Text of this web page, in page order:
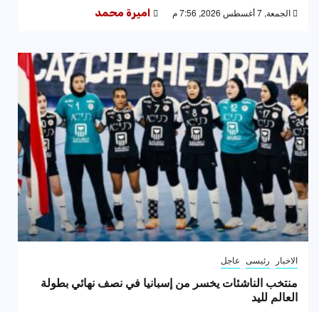
الجمعة, 7 أغسطس 2026, 7:56 م اميرة محمد
الاخبار رئيسى عاجل
منتخب الناشئات يخسر من إسبانيا في نصف نهائي بطولة
العالم لليد